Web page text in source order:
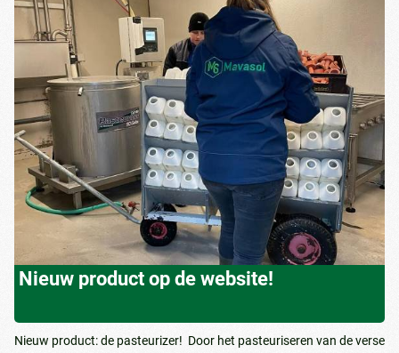
Nieuw product op de website!
Nieuw product: de pasteurizer! Door het pasteuriseren van de verse